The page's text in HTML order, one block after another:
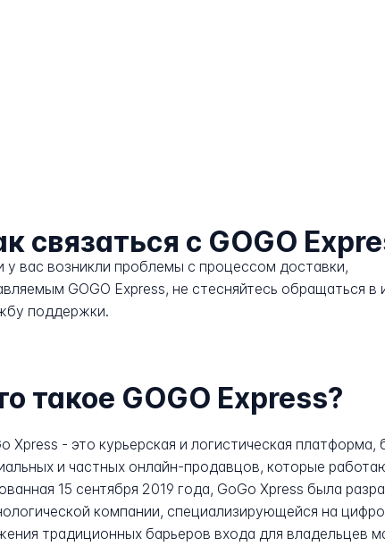
связаться с GOGO
у вас возникли проблемы с процессом доставки,
GOGO Express, не стесняйтесь обращаться в
поддержки.
такое GOGO Express?
Xpress - это курьерская и логистическая
и частных онлайн-продавцов, которые
15 сентября 2019 года, GoGo Xpress была
компании, специализирующейся на
традиционных барьеров входа для владельцев